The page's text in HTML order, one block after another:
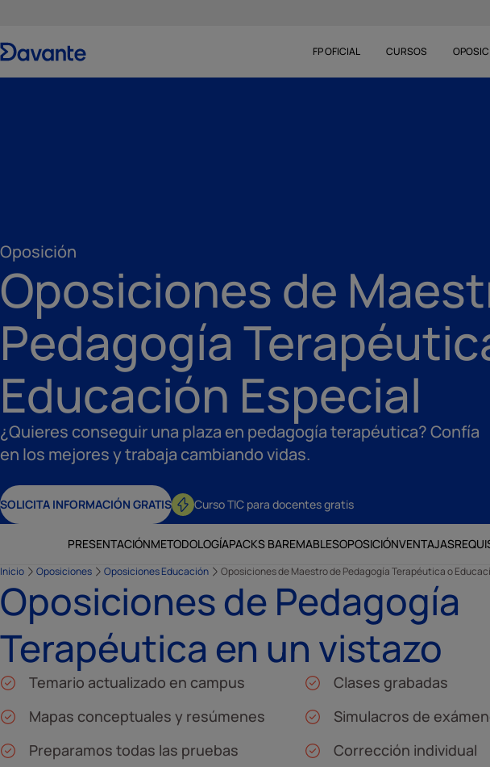
FP OFICIAL CURSOS
Oposición
Oposiciones de
Pedagogía
Educación Especial
¿Quieres conseguir una plaza en pedagogía terapéutica? Confía
en los mejores y trabaja cambiando vidas.
SOLICITA INFORMACIÓN GRATIS Curso TIC para docentes gratis
PRESENTACIÓNMETODOLOGÍAPACKS BAREMABLESOPOSICIÓNVENTAJAS
Inicio Oposiciones Oposiciones Educación Oposiciones de Maestro de Pedagogía Terapéutica o
Oposiciones de Pedagogía
Terapéutica en un vistazo
Temario actualizado en campus
Clases grabadas
Mapas conceptuales y resúmenes
Simulacros de
Preparamos todas las pruebas
Corrección individual